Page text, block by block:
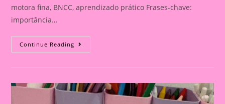
motora fina, BNCC, aprendizado prático Frases-chave:
importância…
Continue Reading Atividade
Sensorial
Habilidades
Transferência
De